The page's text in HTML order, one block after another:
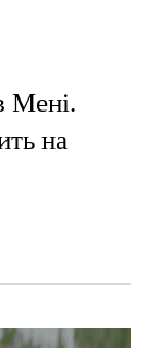
Мені.
на